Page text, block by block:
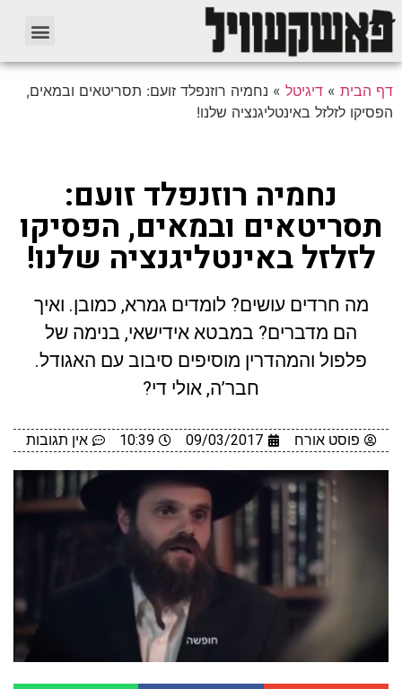
דף הבית » דיגיטל » נחמיה רוזנפלד זועם: תסריטאים ובמאים,
הפסיקו לזלזל באינטליגנציה שלנו!
נחמיה רוזנפלד זועם:
תסריטאים ובמאים, הפסיקו
לזלזל באינטליגנציה שלנו!
מה חרדים עושים? לומדים גמרא, כמובן. ואיך
הם מדברים? במבטא אידישאי, בנימה של
פלפול והמהדרין מוסיפים סיבוב עם האגודל.
חבר’ה, אולי די?
פוסט אורח 09/03/2017
10:39 אין תגובות